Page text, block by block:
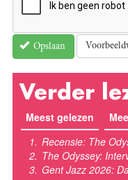
Opslaan
Verder
Meest gelezen
Recensie: The
The Odyssey:
Gent Jazz 2026: